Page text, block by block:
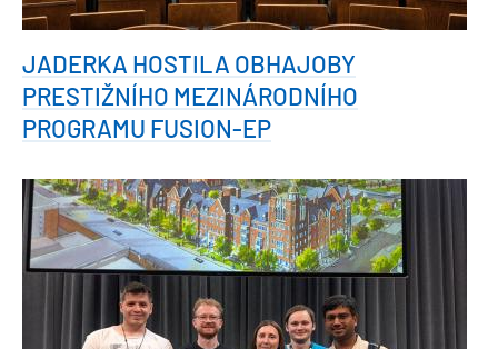
JADERKA HOSTILA OBHAJOBY
PRESTIŽNÍHO MEZINÁRODNÍHO
PROGRAMU FUSION-EP